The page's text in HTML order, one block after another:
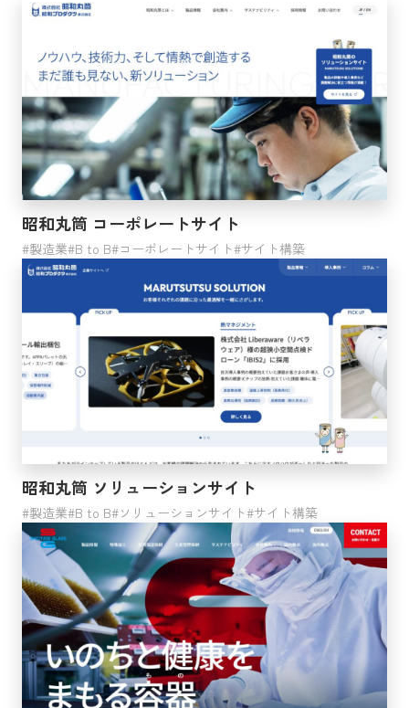
サービス業
漁業
鉱業・採石業・砂利採取業
金融業・保険業
運輸業・郵便業
農業・林業
複合サービス事業
製造業
生活関連サービス業・娯楽業
教育・学習支援業
不動産業・物品賃貸業
情報通信業
建設業
宿泊業・飲食サービス業
学術研究・専門技術サービス業
公務
電気・ガス・熱供給・水道業
ビジネス形態
B to B
B to C
昭和丸筒 コーポレートサイト
製造業 B to B コーポレートサイト サイト構築
昭和丸筒 ソリューションサイト
製造業 B to B ソリューションサイト サイト構築